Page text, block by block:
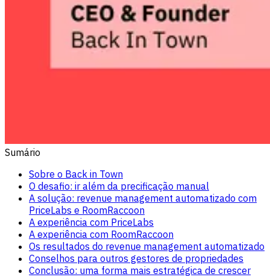
Sumário
Sobre o Back in Town
O desafio: ir além da precificação manual
A solução: revenue management automatizado com
PriceLabs e RoomRaccoon
A experiência com PriceLabs
A experiência com RoomRaccoon
Os resultados do revenue management automatizado
Conselhos para outros gestores de propriedades
Conclusão: uma forma mais estratégica de crescer